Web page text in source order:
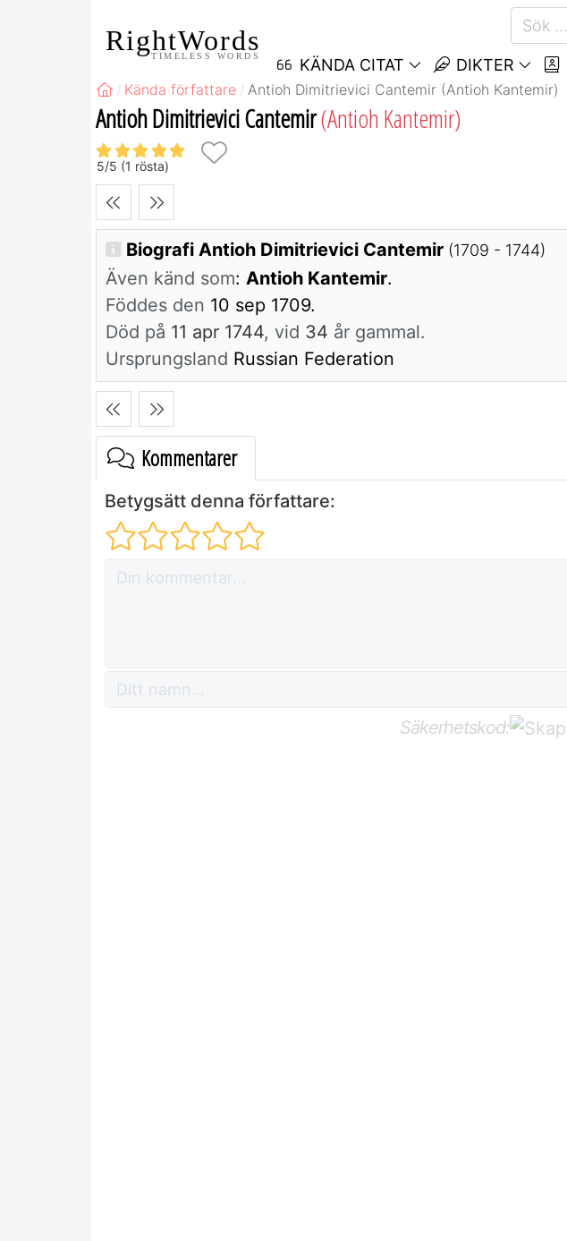
RightWords
TIMELESS WORDS KÄNDA CITAT DIKTER
Kända författare Antioh Dimitrievici Cantemir (Antioh Kantemir)
Antioh Dimitrievici Cantemir(Antioh Kantemir)
5/5 (1 rösta)
Biografi Antioh Dimitrievici Cantemir (1709 - 1744)
Även känd som: Antioh Kantemir.
Föddes den 10 sep 1709.
Död på 11 apr 1744, vid 34 år gammal.
Ursprungsland Russian Federation
Kommentarer
Betygsätt denna författare:
Säkerhetskod: